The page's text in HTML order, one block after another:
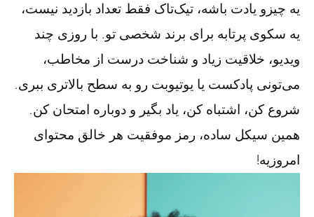
یه چیزو یادت باشه، تیک‌تاک فقط تعداد بازدید نیست،
یه سکوی پرتابه برای برند شخصی تو. با روزی چند
ویدیو، خلاقیت زیاد و شناخت درست از مخاطب،
می‌تونی پادکست یا یوتیوبت رو به سطح بالاتری ببری.
شروع کن، اشتباه کن، یاد بگیر و دوباره امتحان کن.
همین سیکل ساده، رمز موفقیت هر خالق محتوای
امروزیه!